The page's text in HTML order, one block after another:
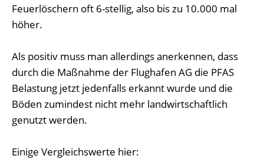
Feuerlöschern oft 6-stellig, also bis zu 10.000 mal
höher.
Als positiv muss man allerdings anerkennen, dass
durch die Maßnahme der Flughafen AG die PFAS
Belastung jetzt jedenfalls erkannt wurde und die
Böden zumindest nicht mehr landwirtschaftlich
genutzt werden.
Einige Vergleichswerte hier: